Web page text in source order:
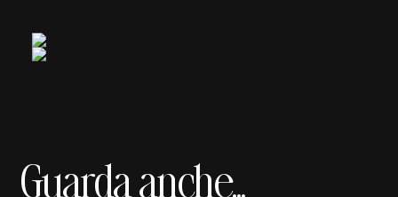
Guarda anche...